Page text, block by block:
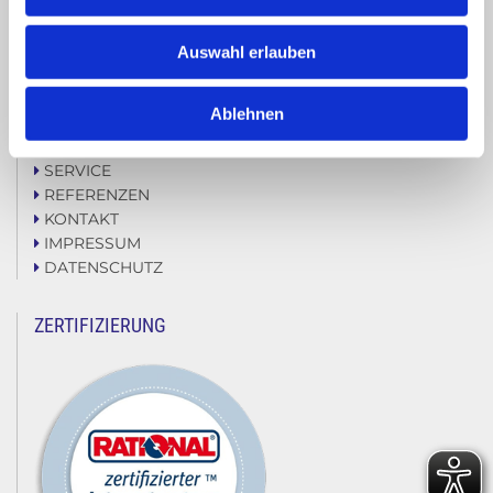
Auswahl erlauben
Ablehnen
SITEMAP
HOME
SEMINARE
 SERVICE
 REFERENZEN
 KONTAKT
 IMPRESSUM
 DATENSCHUTZ
ZERTIFIZIERUNG